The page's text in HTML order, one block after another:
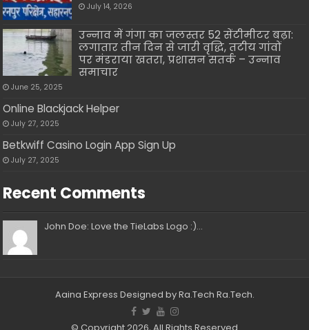
July 14, 2026
उन्नाव में गंगा का जलस्तर 52 सेंटीमीटर बढ़ा:
लगातार तीन दिन से जारी वृद्धि, तटीय गांवों
पर मंडराया खतरा, प्रशासन सतर्क – उन्नाव
समाचार
June 25, 2025
Online Blackjack Helper
July 27, 2025
Betkwiff Casino Login App Sign Up
July 27, 2025
Recent Comments
John Doe: Love the TieLabs Logo :)...
Aaina Express Designed by Ra.Tech Ra.Tech.